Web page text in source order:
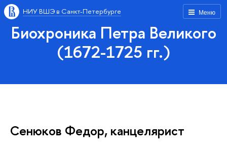
Меню
НИУ ВШЭ в Санкт-Петербурге
Биохроника Петра Великого
(1672-1725 гг.)
Сенюков Федор, канцелярист